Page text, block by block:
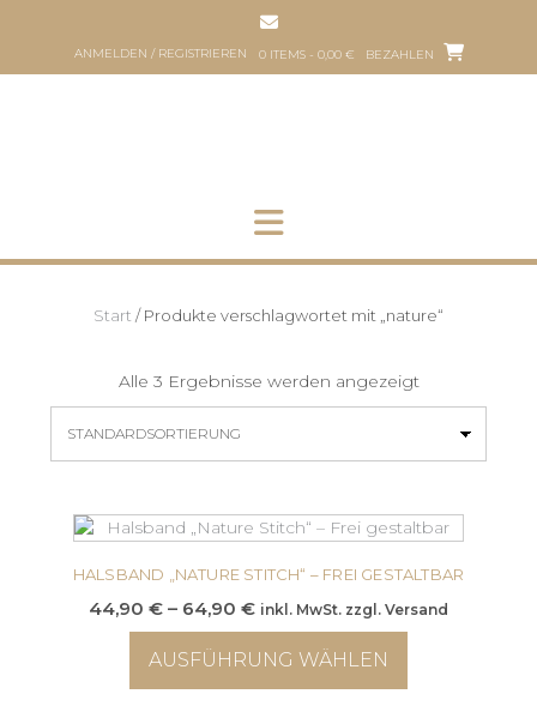
ANMELDEN / REGISTRIEREN 0 ITEMS - 0,00 € BEZAHLEN
Start / Produkte verschlagwortet mit „nature“
Alle 3 Ergebnisse werden angezeigt
HALSBAND „NATURE STITCH“ – FREI GESTALTBAR
44,90 € – 64,90 €Preisspanne:
44,90 €
bis
64,90 €
inkl. MwSt. zzgl. Versand
AUSFÜHRUNG WÄHLEN